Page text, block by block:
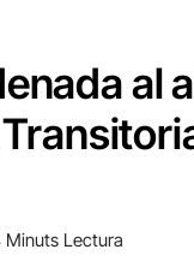
al
Minuts Lectura